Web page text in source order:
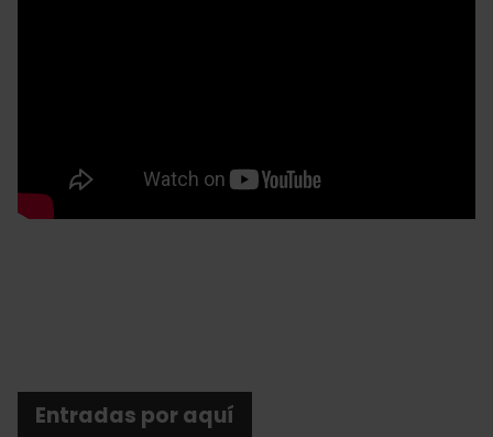
Entradas por aquí